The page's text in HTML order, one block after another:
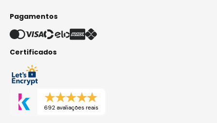
Pagamentos
Certificados
692 avaliações reais